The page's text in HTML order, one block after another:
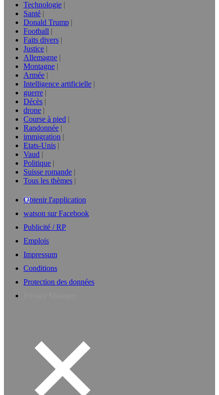
Technologie
Santé
Donald Trump
Football
Faits divers
Justice
Allemagne
Montagne
Armée
Intelligence artificielle
guerre
Décès
drone
Course à pied
Randonnée
immigration
Etats-Unis
Vaud
Politique
Suisse romande
Tous les thèmes
Obtenir l'application
watson sur Facebook
Publicité / RP
Emplois
Impressum
Conditions
Protection des données